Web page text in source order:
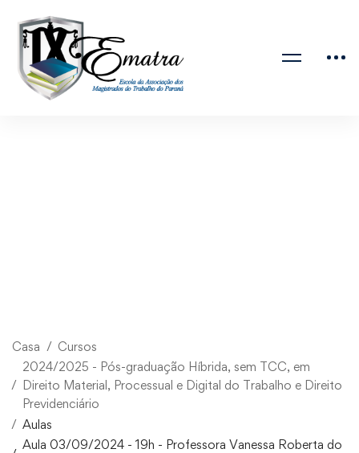
Casa
Cursos
2024/2025 - Pós-graduação Híbrida, sem TCC, em
Direito Material, Processual e Digital do Trabalho e Direito
Previdenciário
Aulas
Aula 03/09/2024 - 19h - Professora Vanessa Roberta do